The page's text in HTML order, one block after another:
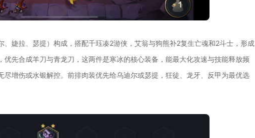
、婕拉、瑟提）构成，搭配千珏凑2游侠，艾翁与狗熊补2复生亡魂和2斗士，形成
先合成羊刀与青龙刀，这两件是寒冰的核心装备，能最大化攻速与技能释放频
增伤或水银解控。前排肉装优先给乌迪尔或瑟提，狂徒、龙牙、反甲为最优选